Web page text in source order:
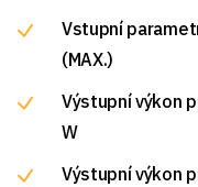
Vstupní
(MAX.)
Výstupní výkon
W
Výstupní výkon